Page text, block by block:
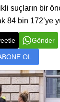
suçların bir
84 bin 172’ye
Gönder
OL